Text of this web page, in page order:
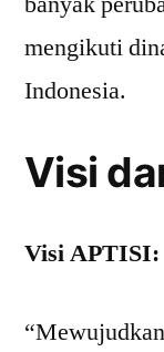
mengikuti
Indonesia.
Visi
Visi APTISI: